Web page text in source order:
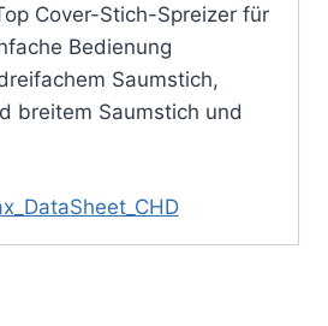
Cover-Stich-Spreizer für
Bedienung
Saumstich,
breitem Saumstich und